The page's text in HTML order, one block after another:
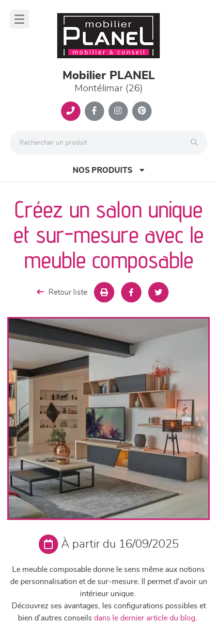
Mobilier PLANEL
Montélimar (26)
NOS PRODUITS
canapés et fauteuils
séjours
chambres et dressing
Créez un salon unique
et sur-mesure avec le
meuble composable
Retour liste
À partir du 16/09/2025
Le meuble composable donne le sens même aux notions
de personnalisation et de sur-mesure. Il permet d'avoir un
intérieur unique.
Découvrez ses avantages, les configurations possibles et
bien d'autres conseils dans le dernier article du blog.